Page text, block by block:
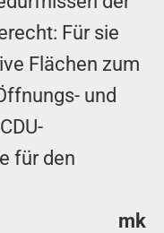
Für sie
Flächen zum
und
für den
mk